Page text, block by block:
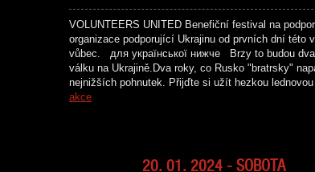
VOLUNTEERS UNITED Benefiční festival na
organizace podporující Ukrajinu od prvních dní této
vůbec. для української нижче Brzy to budou
válku na Ukrajině.Dva roky, co Rusko "bratrsky"
nejnižších pohnutek. Přijďte si užít hezkou
akce
20. 01. 2024 - SOBOTA